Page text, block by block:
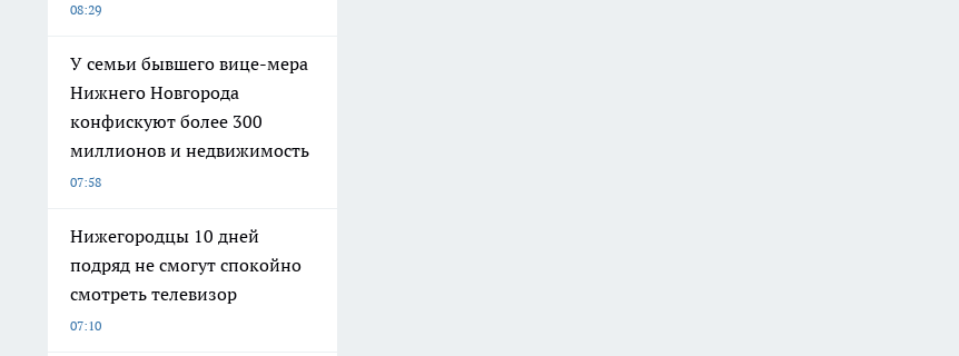
08:29
У семьи бывшего вице-мера
Нижнего Новгорода
конфискуют более 300
миллионов и недвижимость
07:58
Нижегородцы 10 дней
подряд не смогут спокойно
смотреть телевизор
07:10